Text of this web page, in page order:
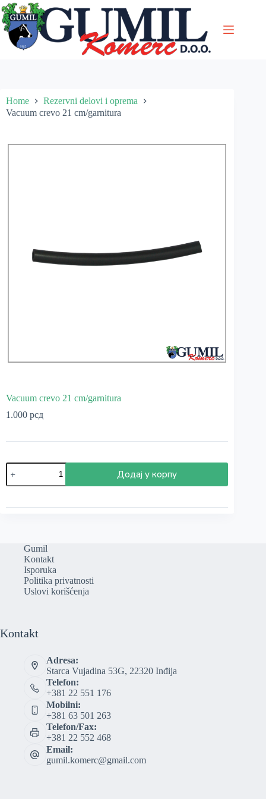
Skip
to
content
Home
Rezervni delovi i oprema
Vacuum crevo 21 cm/garnitura
Vacuum crevo 21 cm/garnitura
1.000 рсд
Vacuum
crevo
21
количина
Додај у корпу
Gumil
Kontakt
Isporuka
Politika privatnosti
Uslovi korišćenja
Kontakt
Adresa:
Starca Vujadina 53G, 22320 Inđija
Telefon:
+381 22 551 176
Mobilni:
+381 63 501 263
Telefon/Fax:
+381 22 552 468
Email:
gumil.komerc@gmail.com